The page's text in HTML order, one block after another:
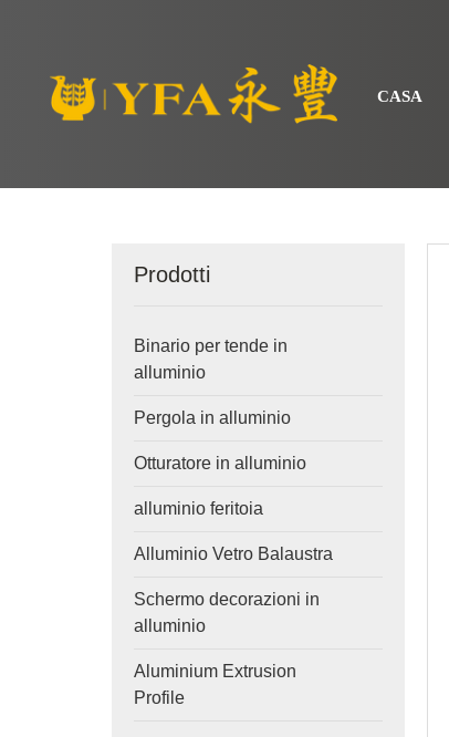
CASA
Prodotti
Binario per tende in
alluminio
Pergola in alluminio
Otturatore in alluminio
alluminio feritoia
Alluminio Vetro Balaustra
Schermo decorazioni in
alluminio
Aluminium Extrusion
Profile